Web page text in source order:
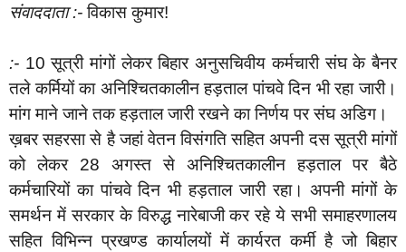
संवाददाता :-विकास कुमार!
:- 10 सूत्री मांगों लेकर बिहार अनुसचिवीय कर्मचारी संघ के बैनर
तले कर्मियों का अनिश्चितकालीन हड़ताल पांचवे दिन भी रहा जारी।
मांग माने जाने तक हड़ताल जारी रखने का निर्णय पर संघ अडिग।
ख़बर सहरसा से है जहां वेतन विसंगति सहित अपनी दस सूत्री मांगों
को लेकर 28 अगस्त से अनिश्चितकालीन हड़ताल पर बैठे
कर्मचारियों का पांचवे दिन भी हड़ताल जारी रहा। अपनी मांगों के
समर्थन में सरकार के विरुद्ध नारेबाजी कर रहे ये सभी समाहरणालय
सहित विभिन्न प्रखण्ड कार्यालयों में कार्यरत कर्मी है जो बिहार